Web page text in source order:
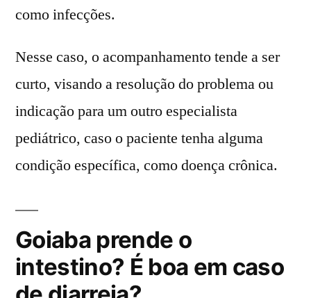
como infecções.
Nesse caso, o acompanhamento tende a ser
curto, visando a resolução do problema ou
indicação para um outro especialista
pediátrico, caso o paciente tenha alguma
condição específica, como doença crônica.
Goiaba prende o
intestino? É boa em caso